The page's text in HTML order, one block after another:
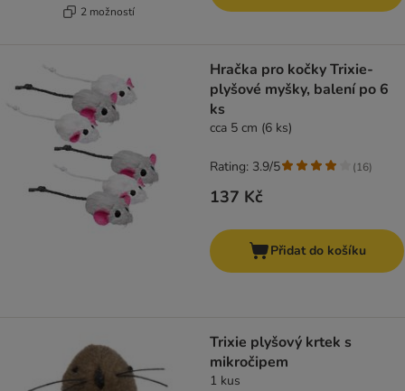
2 možností
Hračka pro kočky Trixie-
plyšové myšky, balení po 6
ks
cca 5 cm (6 ks)
137 Kč
Rating: 3.9/5 (16)
Přidat do košíku
Trixie plyšový krtek s
mikročipem
1 kus